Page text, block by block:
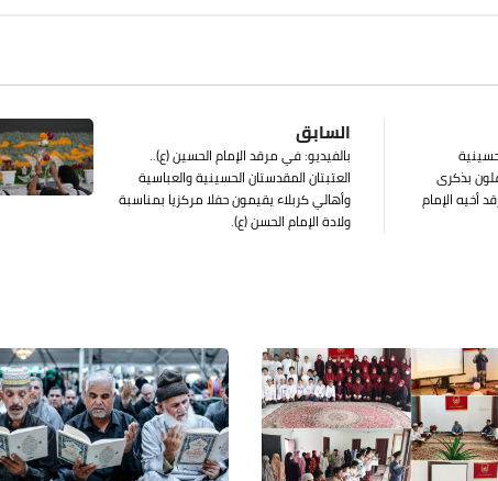
السابق
بالفيديو: في مرقد الإمام الحسين (ع)..
العتبتان المقدستان الحسينية والعباسية
وأهالي كربلاء يقيمون حفلا مركزيا بمناسبة
ولادة الإمام الحسن (ع).
بذكرى
أخيه الإمام